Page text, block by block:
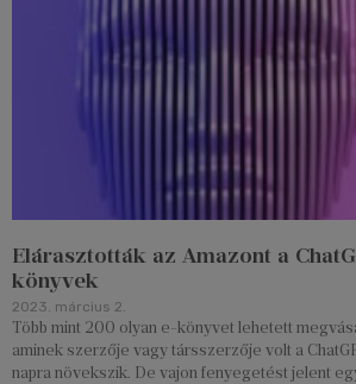
Elárasztották az Amazont a
könyvek
2023. március 2.
Több mint 200 olyan e-könyvet lehetett
aminek szerzője vagy társszerzője volt a
napra növekszik. De vajon fenyegetést jelent